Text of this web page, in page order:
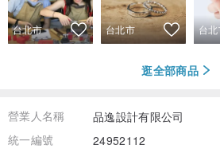
台北市 台北市 台
逛全部商品
營業人名稱
品逸設計有限公司
統一編號
24952112